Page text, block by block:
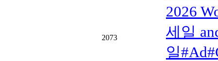
2073
2026
세일
일